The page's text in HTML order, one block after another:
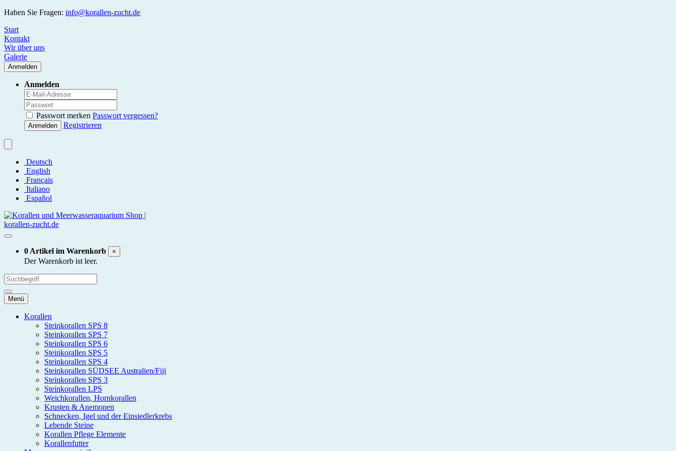
Haben Sie Fragen: info@korallen-zucht.de
Start
Kontakt
Wir über uns
Galerie
Anmelden
Anmelden
Passwort merken Passwort vergessen?
Anmelden Registrieren
Deutsch
English
Français
Italiano
Español
0 Artikel im Warenkorb ×
Der Warenkorb ist leer.
Menü
Korallen
Steinkorallen SPS 8
Steinkorallen SPS 7
Steinkorallen SPS 6
Steinkorallen SPS 5
Steinkorallen SPS 4
Steinkorallen SÜDSEE Australien/Fiji
Steinkorallen SPS 3
Steinkorallen LPS
Weichkorallen, Hornkorallen
Krusten & Anemonen
Schnecken, Igel und der Einsiedlerkrebs
Lebende Steine
Korallen Pflege Elemente
Korallenfutter